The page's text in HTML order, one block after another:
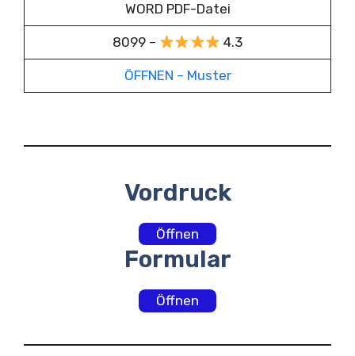
WORD PDF-Datei
8099 – 4.3
ÖFFNEN – Muster
Vordruck
Öffnen
Formular
Öffnen